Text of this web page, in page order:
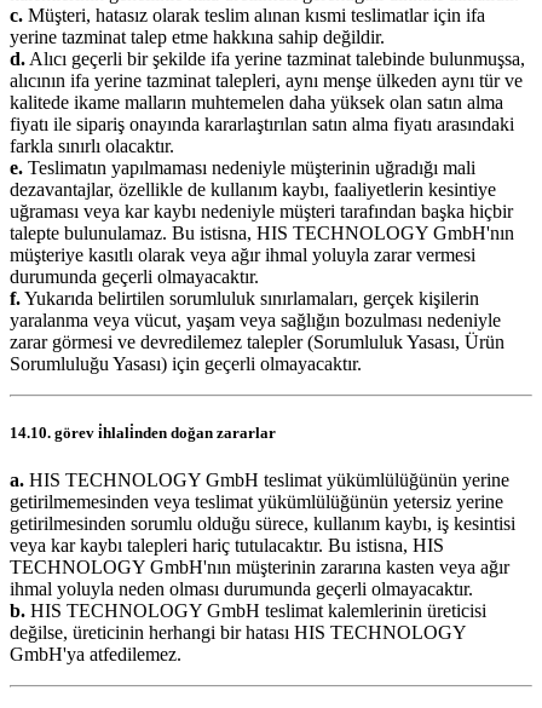
c. Müşteri, hatasız olarak teslim alınan kısmi teslimatlar için ifa
yerine tazminat talep etme hakkına sahip değildir.
d. Alıcı geçerli bir şekilde ifa yerine tazminat talebinde bulunmuşsa,
alıcının ifa yerine tazminat talepleri, aynı menşe ülkeden aynı tür ve
kalitede ikame malların muhtemelen daha yüksek olan satın alma
fiyatı ile sipariş onayında kararlaştırılan satın alma fiyatı arasındaki
farkla sınırlı olacaktır.
e. Teslimatın yapılmaması nedeniyle müşterinin uğradığı mali
dezavantajlar, özellikle de kullanım kaybı, faaliyetlerin kesintiye
uğraması veya kar kaybı nedeniyle müşteri tarafından başka hiçbir
talepte bulunulamaz. Bu istisna, HIS TECHNOLOGY GmbH'nın
müşteriye kasıtlı olarak veya ağır ihmal yoluyla zarar vermesi
durumunda geçerli olmayacaktır.
f.Yukarıda belirtilen sorumluluk sınırlamaları, gerçek kişilerin
yaralanma veya vücut, yaşam veya sağlığın bozulması nedeniyle
zarar görmesi ve devredilemez talepler (Sorumluluk Yasası, Ürün
Sorumluluğu Yasası) için geçerli olmayacaktır.
14.10. görev i̇hlali̇nden doğan zararlar
a. HIS TECHNOLOGY GmbH teslimat yükümlülüğünün yerine
getirilmemesinden veya teslimat yükümlülüğünün yetersiz yerine
getirilmesinden sorumlu olduğu sürece, kullanım kaybı, iş kesintisi
veya kar kaybı talepleri hariç tutulacaktır. Bu istisna, HIS
TECHNOLOGY GmbH'nın müşterinin zararına kasten veya ağır
ihmal yoluyla neden olması durumunda geçerli olmayacaktır.
b. HIS TECHNOLOGY GmbH teslimat kalemlerinin üreticisi
değilse, üreticinin herhangi bir hatası HIS TECHNOLOGY
GmbH'ya atfedilemez.